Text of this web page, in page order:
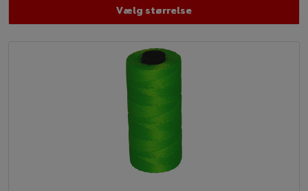
Vælg størrelse